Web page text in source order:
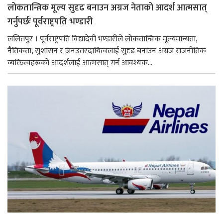
लोकतान्त्रिक मूल्य सुदृढ बनाउन अग्रज नेताको आदर्श आत्मसात्
गर्नुपर्छः पूर्वराष्ट्रपति भण्डारी
ललितपुर । पूर्वराष्ट्रपति विद्यादेवी भण्डारीले लोकतान्त्रिक मूल्यमान्यता,
नैतिकता, सुशासन र जनउत्तरदायित्वलाई सुदृढ बनाउन अग्रज राजनीतिक
व्यक्तित्वहरूको आदर्शलाई आत्मसात् गर्न आवश्यक...